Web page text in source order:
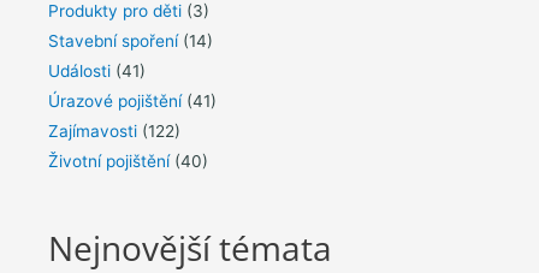
Produkty pro děti (3)
Stavební spoření(14)
Události (41)
Úrazové pojištění(41)
Zajímavosti (122)
Životní pojištění(40)
Nejnovější témata